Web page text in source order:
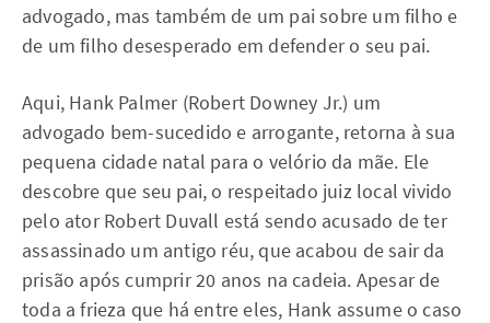
advogado, mas também de um pai sobre um filho e
de um filho desesperado em defender o seu pai.
Aqui, Hank Palmer (Robert Downey Jr.) um
advogado bem-sucedido e arrogante, retorna à sua
pequena cidade natal para o velório da mãe. Ele
descobre que seu pai, o respeitado juiz local vivido
pelo ator Robert Duvall está sendo acusado de ter
assassinado um antigo réu, que acabou de sair da
prisão após cumprir 20 anos na cadeia. Apesar de
toda a frieza que há entre eles, Hank assume o caso